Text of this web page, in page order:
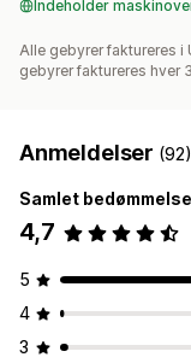
Indeholder
Alle gebyrer faktureres
gebyrer faktureres hver
Anmeldelser (92)
Samlet bedømmelse
4,7
5
4
3